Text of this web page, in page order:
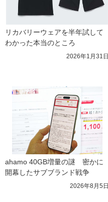
リカバリーウェアを半年試して
わかった本当のところ
2026年1月31日
ahamo 40GB増量の謎　密かに
開幕したサブブランド戦争
2026年8月5日